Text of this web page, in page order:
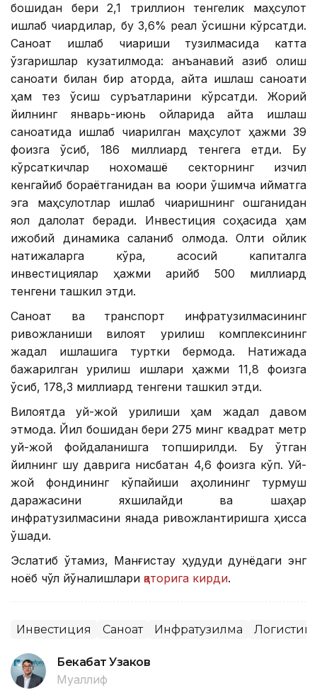
бошидан бери 2,1 триллион тенгелик маҳсулот
ишлаб чиқардилар, бу 3,6% реал ўсишни кўрсатди.
Саноат ишлаб чиқариши тузилмасида катта
ўзгаришлар кузатилмоқда: анъанавий қазиб олиш
саноати билан бир қаторда, қайта ишлаш саноати
ҳам тез ўсиш суръатларини кўрсатди. Жорий
йилнинг январь-июнь ойларида қайта ишлаш
саноатида ишлаб чиқарилган маҳсулот ҳажми 39
фоизга ўсиб, 186 миллиард тенгега етди. Бу
кўрсаткичлар нохомашё секторнинг изчил
кенгайиб бораётганидан ва юқори қўшимча қийматга
эга маҳсулотлар ишлаб чиқаришнинг ошганидан
яққол далолат беради. Инвестиция соҳасида ҳам
ижобий динамика сақланиб қолмоқда. Олти ойлик
натижаларга кўра, асосий капиталга
инвестициялар ҳажми қарийб 500 миллиард
тенгени ташкил этди.
Саноат ва транспорт инфратузилмасининг
ривожланиши вилоят қурилиш комплексининг
жадал ишлашига туртки бермоқда. Натижада
бажарилган қурилиш ишлари ҳажми 11,8 фоизга
ўсиб, 178,3 миллиард тенгени ташкил этди.
Вилоятда уй-жой қурилиши ҳам жадал давом
этмоқда. Йил бошидан бери 275 минг квадрат метр
уй-жой фойдаланишга топширилди. Бу ўтган
йилнинг шу даврига нисбатан 4,6 фоизга кўп. Уй-
жой фондининг кўпайиши аҳолининг турмуш
даражасини яхшилайди ва шаҳар
инфратузилмасини янада ривожлантиришга ҳисса
қўшади.
Эслатиб ўтамиз, Манғистау ҳудуди дунёдаги энг
ноёб чўл йўналишлари қаторига кирди.
Инвестиция Саноат Инфратузилма Логистика
Бекабат Узаков
Муаллиф